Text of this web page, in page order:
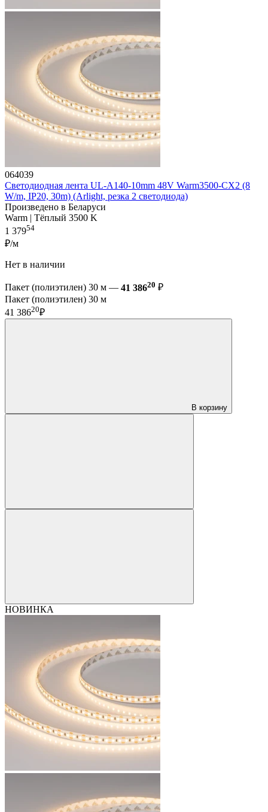
064039
Светодиодная лента UL-A140-10mm 48V Warm3500-CX2 (8
W/m, IP20, 30m) (Arlight, резка 2 светодиода)
Произведено в Беларуси
Warm | Тёплый 3500 K
1 37954
₽/м
Нет в наличии
Пакет (полиэтилен) 30 м — 41 38620 ₽
Пакет (полиэтилен) 30 м
41 38620₽
В корзину
НОВИНКА